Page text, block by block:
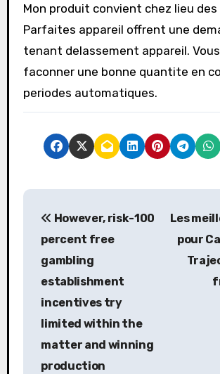
Mon produit convient chez lieu des
Parfaites appareil offrent une
tenant delassement appareil.
faconner une bonne quantite en
periodes automatiques.
P
However, risk-100
percent free
gambling
establishment
incentives try
limited within the
matter and winning
production
Les
pour